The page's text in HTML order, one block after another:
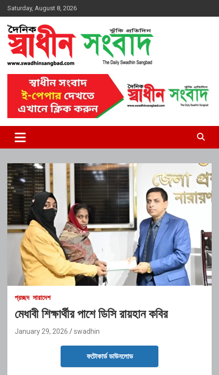
Skip
to
content
Saturday, August 8, 2026
দৈনিক স্বাধীন সংবাদ
প্রচ্ছদ সারাদেশ
মেধাবী শিক্ষার্থীর পাশে ডিসি রায়হান কবির
January 29, 2026 swadhin
ফটোকার্ড ডাউনলোড